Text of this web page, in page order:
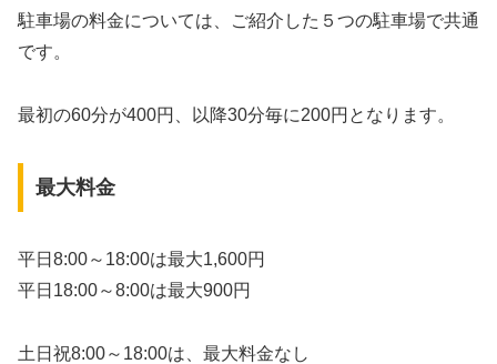
駐車場の料金については、ご紹介した５つの駐車場で共通
です。
最初の60分が400円、以降30分毎に200円となります。
最大料金
平日8:00～18:00は最大1,600円
平日18:00～8:00は最大900円
土日祝8:00～18:00は、最大料金なし